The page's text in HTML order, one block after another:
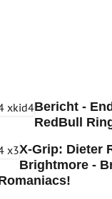
Bericht -
RedBull
X-Grip: Dieter
Brightmore -